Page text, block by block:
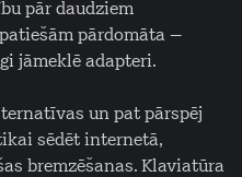
pār daudziem
pārdomāta –
jāmeklē adapteri.
un pat pārspēj
sēdēt internetā,
bremzēšanas. Klaviatūra